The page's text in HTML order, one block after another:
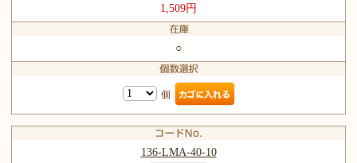
1,509円
○
個
136-LMA-40-10